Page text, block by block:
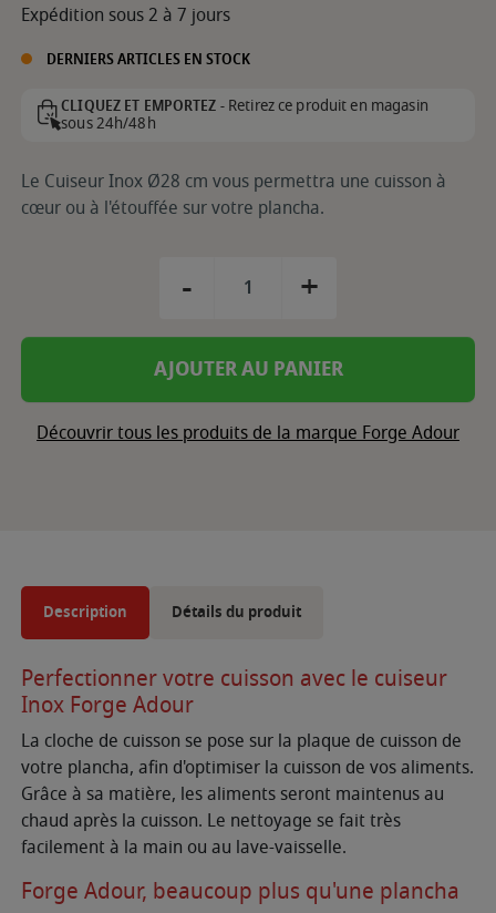
Expédition sous 2 à 7 jours
DERNIERS ARTICLES EN STOCK
CLIQUEZ ET EMPORTEZ -Retirez ce produit en magasin
sous 24h/48h
Le Cuiseur Inox Ø28 cm vous permettra une cuisson à
cœur ou à l'étouffée sur votre plancha.
- +
AJOUTER AU PANIER
Découvrir tous les produits de la marque Forge Adour
Description Détails du produit
Perfectionner votre cuisson avec le cuiseur
Inox Forge Adour
La cloche de cuisson se pose sur la plaque de cuisson de
votre plancha, afin d'optimiser la cuisson de vos aliments.
Grâce à sa matière, les aliments seront maintenus au
chaud après la cuisson. Le nettoyage se fait très
facilement à la main ou au lave-vaisselle.
Forge Adour, beaucoup plus qu'une plancha